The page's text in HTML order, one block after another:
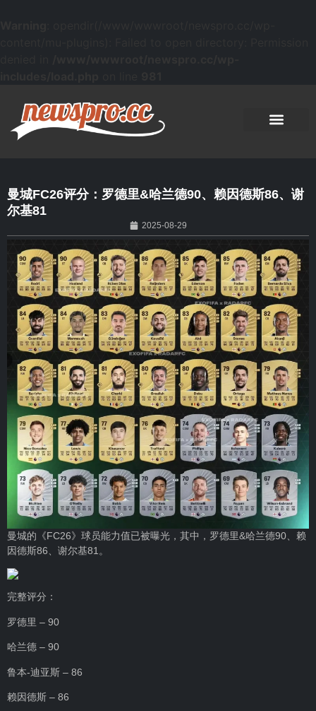
曼城FC26评分：罗德里&哈兰德90、赖因德斯86、谢
尔基81
2025-08-29
曼城的《FC26》球员能力值已被曝光，其中，罗德里&哈兰德90、赖
因德斯86、谢尔基81。
完整评分：
罗德里 – 90
哈兰德 – 90
鲁本-迪亚斯 – 86
赖因德斯 – 86